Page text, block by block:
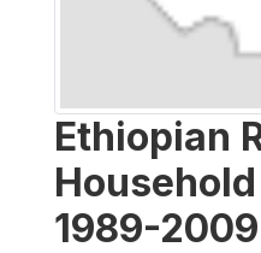
Ethiopian
1989-2009